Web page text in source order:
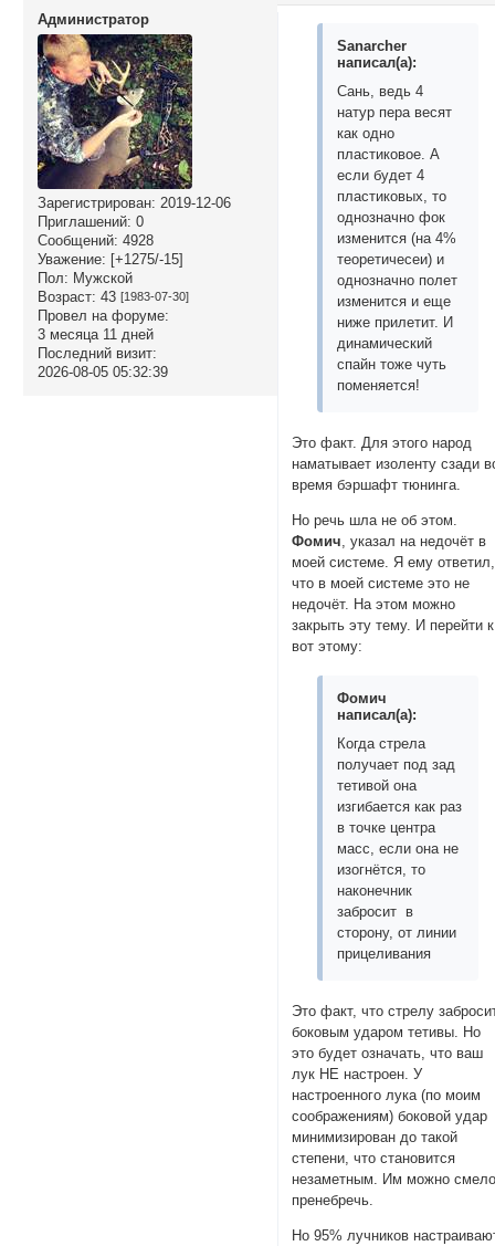
Администратор
Зарегистрирован: 2019-12-06
Приглашений: 0
Сообщений: 4928
Уважение: [+1275/-15]
Пол: Мужской
Возраст: 43 [1983-07-30]
Провел на форуме:
3 месяца 11 дней
Последний визит:
2026-08-05 05:32:39
Sanarcher
написал(а):
Сань, ведь 4
натур пера весят
как одно
пластиковое. А
если будет 4
пластиковых, то
однозначно фок
изменится (на 4%
теоретичесеи) и
однозначно полет
изменится и еще
ниже прилетит. И
динамический
спайн тоже чуть
поменяется!
Это факт. Для этого народ
наматывает изоленту сзади
время бэршафт тюнинга.
Но речь шла не об этом.
Фомич , указал на недочёт в
моей системе. Я ему ответил,
что в моей системе это не
недочёт. На этом можно
закрыть эту тему. И перейти к
вот этому:
Фомич
написал(а):
Когда стрела
получает под зад
тетивой она
изгибается как раз
в точке центра
масс, если она не
изогнётся, то
наконечник
забросит в
сторону, от линии
прицеливания
Это факт, что стрелу
боковым ударом тетивы. Но
это будет означать, что ваш
лук НЕ настроен. У
настроенного лука (по моим
соображениям) боковой удар
минимизирован до такой
степени, что становится
незаметным. Им можно
пренебречь.
Но 95% лучников